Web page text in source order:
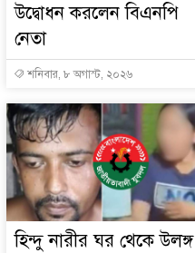
উদ্বোধন করলেন বিএনপি
নেতা
শনিবার, ৮ অগাস্ট, ২০২৬
হিন্দু নারীর ঘর থেকে উলঙ্গ